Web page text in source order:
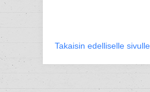
Takaisin edelliselle sivulle